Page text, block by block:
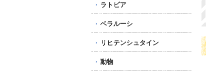
ラトビア
ベラルーシ
リヒテンシュタイン
動物